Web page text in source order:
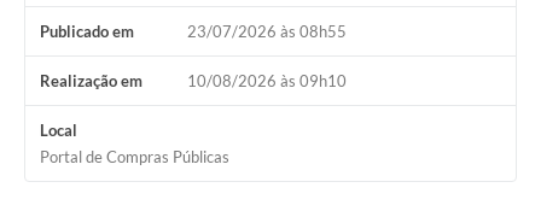
Publicado em 23/07/2026 às 08h55
Realização em 10/08/2026 às 09h10
Local
Portal de Compras Públicas